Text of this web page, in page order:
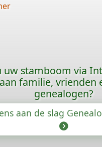
uw stamboom via
familie, vrienden
genealogen?
aan de slag